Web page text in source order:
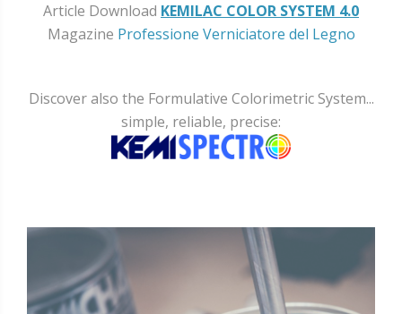
Article Download KEMILAC COLOR SYSTEM 4.0
Magazine Professione Verniciatore del Legno
Discover also the Formulative Colorimetric System...
simple, reliable, precise: